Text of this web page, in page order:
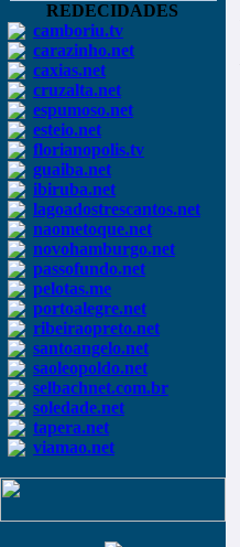
REDECIDADES
camboriu.tv
carazinho.net
caxias.net
cruzalta.net
espumoso.net
esteio.net
florianopolis.tv
guaiba.net
ibiruba.net
lagoadostrescantos.net
naometoque.net
novohamburgo.net
passofundo.net
pelotas.me
portoalegre.net
ribeiraopreto.net
santoangelo.net
saoleopoldo.net
selbachnet.com.br
soledade.net
tapera.net
viamao.net